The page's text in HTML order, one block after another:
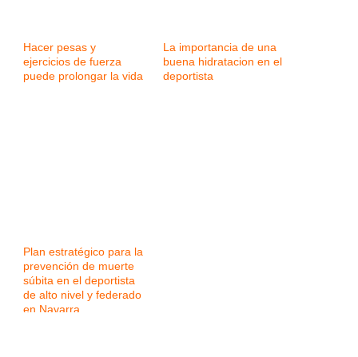
Hacer pesas y
ejercicios de fuerza
puede prolongar la vida
La importancia de una
buena hidratacion en el
deportista
Plan estratégico para la
prevención de muerte
súbita en el deportista
de alto nivel y federado
en Navarra